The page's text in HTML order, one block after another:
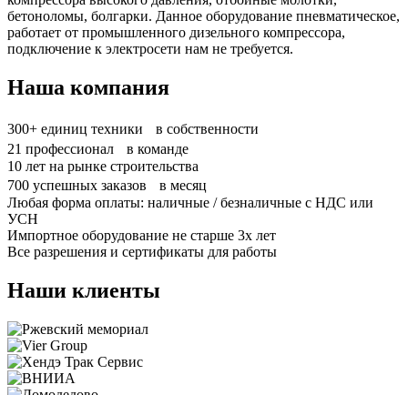
бетоноломы, болгарки. Данное оборудование пневматическое,
работает от промышленного дизельного компрессора,
подключение к электросети нам не требуется.
Наша компания
300+ единиц техники в собственности
21 профессионал в команде
10 лет на рынке строительства
700 успешных заказов в месяц
Любая форма оплаты: наличные / безналичные с НДС или
УСН
Импортное оборудование не старше 3х лет
Все разрешения и сертификаты для работы
Наши клиенты